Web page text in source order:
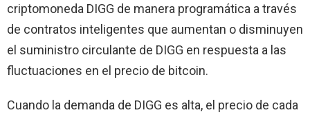
criptomoneda DIGG de manera programática a través
de contratos inteligentes que aumentan o disminuyen
el suministro circulante de DIGG en respuesta a las
fluctuaciones en el precio de bitcoin.
Cuando la demanda de DIGG es alta, el precio de cada